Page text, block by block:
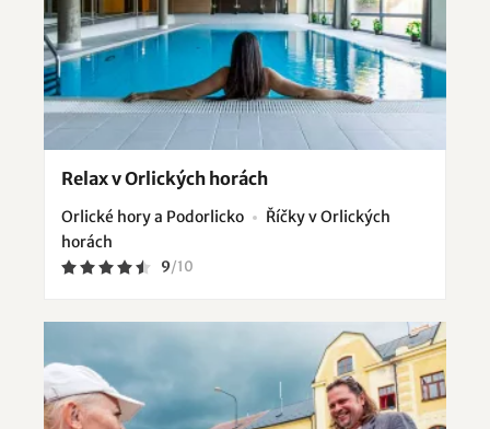
Relax v Orlických horách
Orlické hory a Podorlicko
Říčky v Orlických
horách
9/10